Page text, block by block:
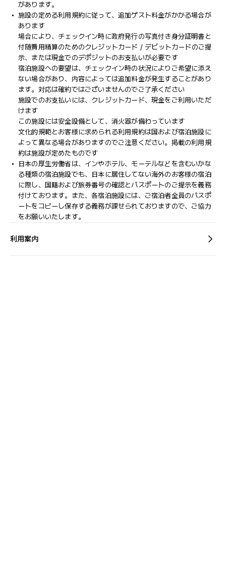
があります。
施設の定める利用規約に従って、追加ゲスト料金がかかる場合が
あります
場合により、チェックイン時に政府発行の写真付き身分証明書と
付随費用精算のためのクレジットカード / デビットカードのご提
示、または現金でのデポジットのお支払いが必要です
宿泊施設への要望は、チェックイン時の状況によりご希望に添え
ない場合があり、内容によっては追加料金が発生することがあり
ます。対応は確約ではございませんのでご了承ください
施設でのお支払いには、クレジットカード、現金をご利用いただ
けます
この施設には安全設備として、消火器が備わっています
文化的規範とお客様に求められる利用規約は国および宿泊施設に
よって異なる場合がありますのでご注意ください。掲載の利用規
約は施設が定めたものです
日本の厚生労働省は、インやホテル、モーテルなどを含むいかな
る種類の宿泊施設でも、日本に​居住してない海外のお客様の宿泊
に際し、国籍および旅券番号の確認とパスポートのご提示を義務
付け​ております。また、各宿泊施設には、ご宿泊者全員のパスポ
ートをコピーし保存する義務が課せられておりますの​で、ご協力
をお願いいたします。
利用案内